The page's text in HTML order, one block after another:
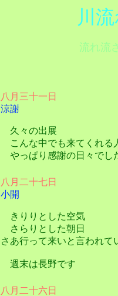
川
流れ流
八月三十一日
涼謝
久々の出展
こんな中でも来てくれる
やっぱり感謝の日々でし
八月二十七日
小開
きりりとした空気
さらりとした朝日
さあ行って来いと言われて
週末は長野です
八月二十六日